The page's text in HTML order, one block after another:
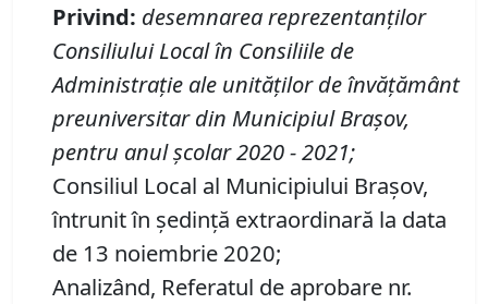
Privind: desemnarea reprezentanţilor
Consiliului Local în Consiliile de
Administraţie ale unităţilor de învăţământ
preuniversitar din Municipiul Braşov,
pentru anul şcolar 2020-2021;
Consiliul Local al Municipiului Brașov,
întrunit în ședință extraordinară la data
de 13 noiembrie 2020;
Analizând, Referatul de aprobare nr.